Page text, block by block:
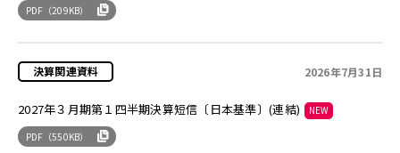
PDF （209KB）
2026年7月31日
2027年３月期第１四半期決算短信〔日本基準〕(連結) NEW
PDF （550KB）